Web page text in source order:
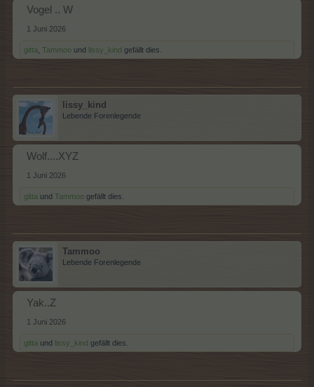
Vogel .. W
1 Juni 2026
gitta Tammoo und lissy_kind gefällt dies.
lissy_kind
Lebende Forenlegende
Wolf....XYZ
1 Juni 2026
gitta und Tammoo gefällt dies.
Tammoo
Lebende Forenlegende
Yak..Z
1 Juni 2026
gitta und lissy_kind gefällt dies.